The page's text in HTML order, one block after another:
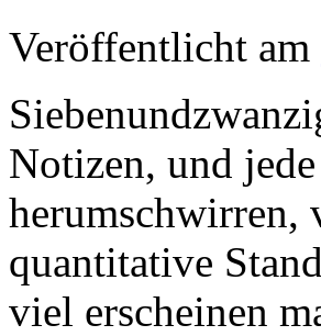
Veröffentlicht am
Notizen, und
herumschwirren,
quantitative
viel erscheinen